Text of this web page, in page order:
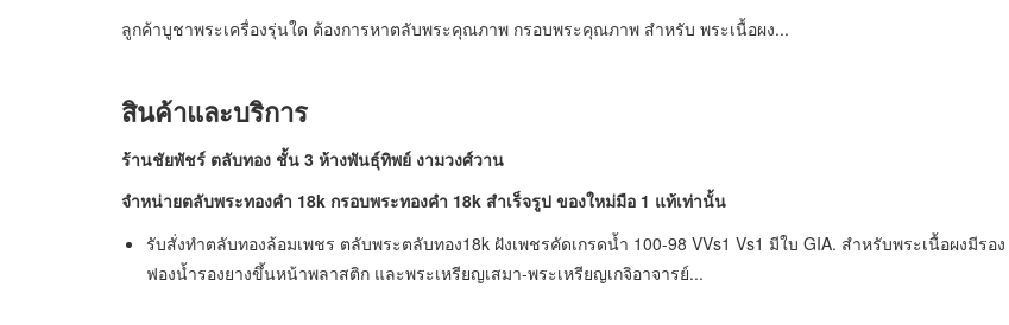
ลูกค้าบูชาพระเครื่องรุ่นใด ต้องการหาตลับพระคุณภาพ กรอบพระคุณภาพ สำหรับ พระเนื้อผง...
สินค้าและบริการ
ร้านชัยพัชร์ ตลับทอง ชั้น 3 ห้างพันธุ์ทิพย์ งามวงศ์วาน
จำหน่ายตลับพระทองคำ 18k กรอบพระทองคำ 18k สำเร็จรูป ของใหม่มือ 1 แท้เท่านั้น
รับสั่งทำตลับทองล้อมเพชร ตลับพระตลับทอง18k ฝังเพชรคัดเกรดน้ำ 100-98 VVs1 Vs1 มีใบ GIA. สำหรับพระเนื้อผงมีรอง
ฟองน้ำรองยางขึ้นหน้าพลาสติก และพระเหรียญเสมา-พระเหรียญเกจิอาจารย์...